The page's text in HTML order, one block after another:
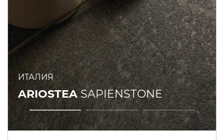
ИТАЛИЯ
ARIOSTEASAPIENSTONE